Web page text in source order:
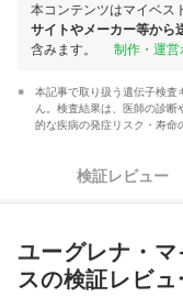
本コンテンツはマイベス
サイトやメーカー等から
含みます。
制作・運営
本記事で取り扱う遺伝子検査
ん。検査結果は、医師の診
的な疾病の発症リスク・寿命
検証レビュー
ユーグレナ・
スの検証レビュ